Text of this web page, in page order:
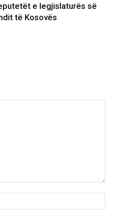
e legjislaturës së
të Kosovës